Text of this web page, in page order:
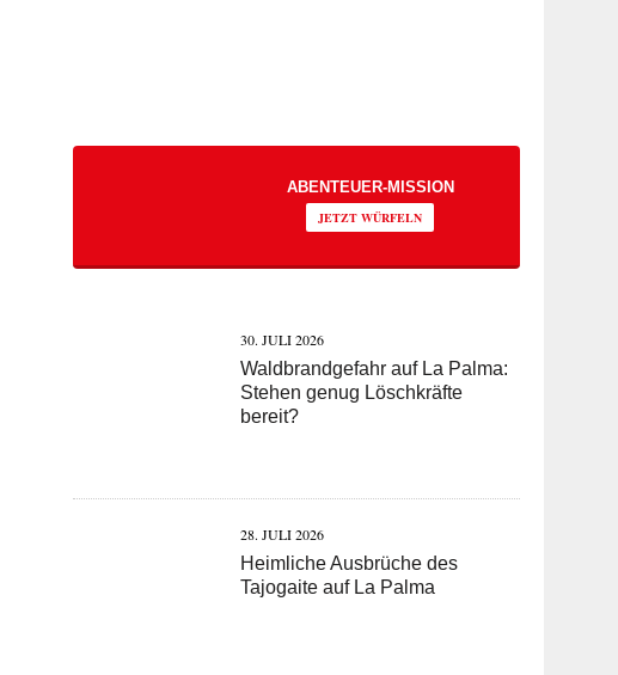
ABENTEUER-MISSION
JETZT WÜRFELN
30. JULI 2026
Waldbrandgefahr auf La Palma:
Stehen genug Löschkräfte
bereit?
28. JULI 2026
Heimliche Ausbrüche des
Tajogaite auf La Palma